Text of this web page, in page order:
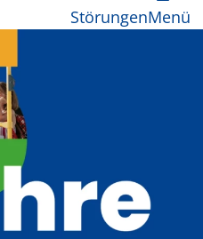
StörungenMenü